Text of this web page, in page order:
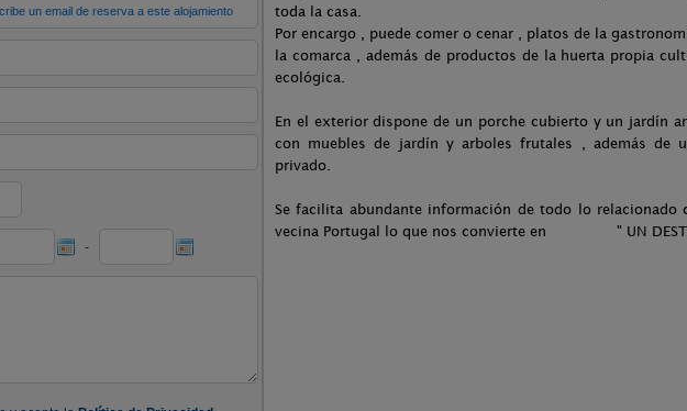
toda la casa.
Por encargo , puede comer o cenar , platos de la
la comarca , además de productos de la huerta propia
ecológica.
En el exterior dispone de un porche cubierto y un jardín
con muebles de jardín y arboles frutales , además de
privado.
Se facilita abundante información de todo lo relacionado
vecina Portugal lo que nos convierte en " UN